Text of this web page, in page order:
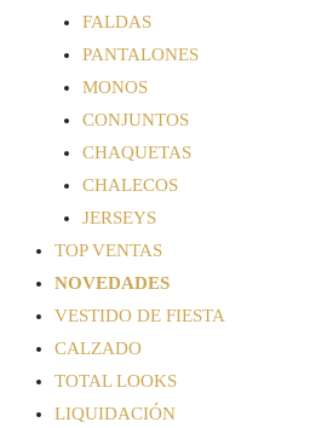
FALDAS
PANTALONES
MONOS
CONJUNTOS
CHAQUETAS
CHALECOS
JERSEYS
TOP VENTAS
NOVEDADES
VESTIDO DE FIESTA
CALZADO
TOTAL LOOKS
LIQUIDACIÓN